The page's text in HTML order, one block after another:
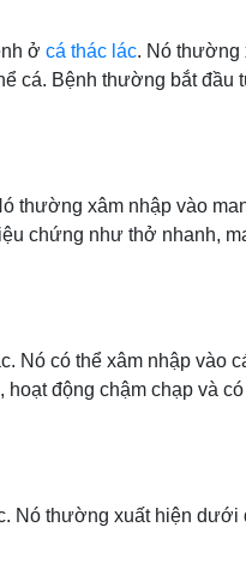
ở cá thác lác. Nó thường
cá. Bệnh thường bắt
thường xâm nhập vào
chứng như thở nhanh,
Nó có thể xâm nhập vào
động chậm chạp và
Nó thường xuất hiện dưới